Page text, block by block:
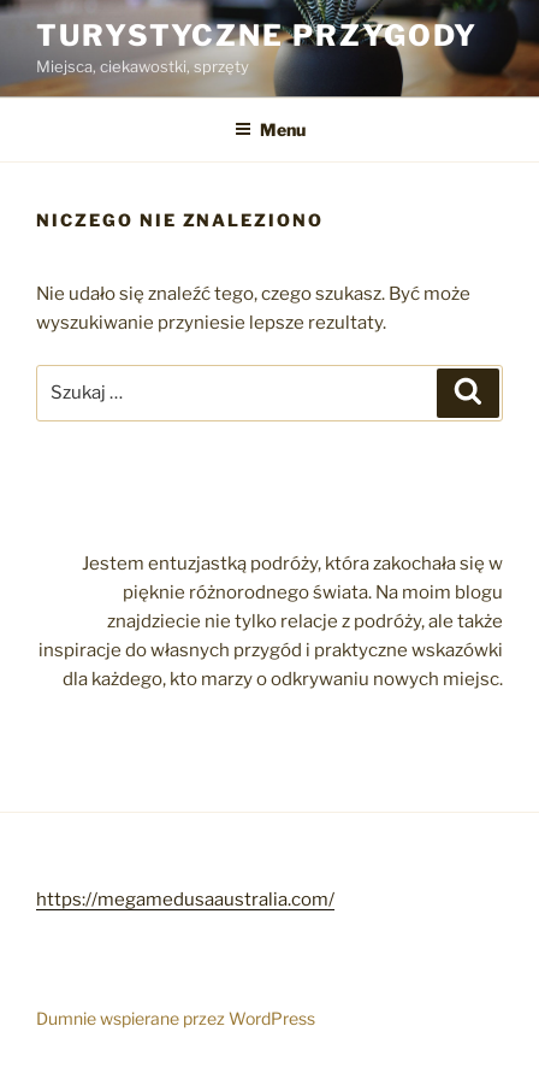
Przejdź
treści
TURYSTYCZNE PRZYGODY
Miejsca, ciekawostki, sprzęty
Menu
NICZEGO NIE ZNALEZIONO
Nie udało się znaleźć tego, czego szukasz. Być może
wyszukiwanie przyniesie lepsze rezultaty.
Jestem entuzjastką podróży, która zakochała się w
pięknie różnorodnego świata. Na moim blogu
znajdziecie nie tylko relacje z podróży, ale także
inspiracje do własnych przygód i praktyczne wskazówki
dla każdego, kto marzy o odkrywaniu nowych miejsc.
https://megamedusaaustralia.com/
Dumnie wspierane przez WordPress